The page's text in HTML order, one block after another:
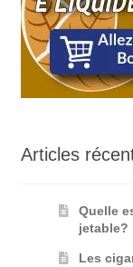
Articles
Quelle
jetable?
Les